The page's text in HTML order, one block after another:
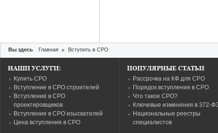
Вы здесь Главная » Вступить в СРО
НАШИ УСЛУГИ:
Купить СРО
Вступление в СРО строителей
Вступление в СРО
проектировщиков
Вступление в СРО изыскателей
Цена вступления в СРО
ПОПУЛЯРНЫЕ СТАТЬИ
Рассрочка на КФ для СРО
Порядок вступления в СРО
Что такое СРО?
Ключевые изменения в 372-
Национальные реестры
специалистов